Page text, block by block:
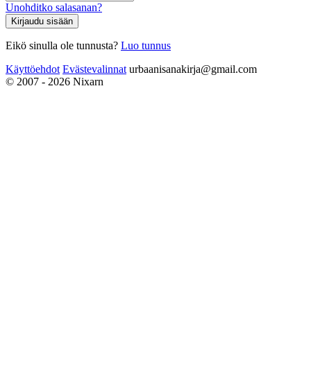
Unohditko salasanan?
Kirjaudu sisään
Eikö sinulla ole tunnusta? Luo tunnus
Käyttöehdot Evästevalinnat urbaanisanakirja@gmail.com
© 2007 - 2026 Nixarn